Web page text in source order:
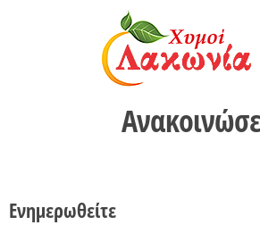
Ενημερωθείτε